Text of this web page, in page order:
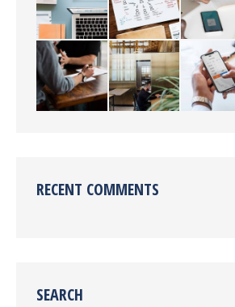
RECENT COMMENTS
SEARCH